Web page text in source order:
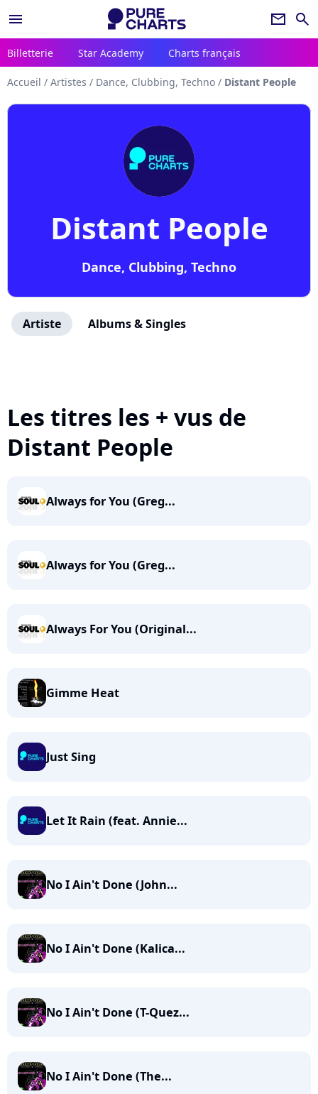
menu newsletter search
Billetterie Star Academy Charts français
Accueil / Artistes / Dance, Clubbing, Techno / Distant People
Distant People
Dance, Clubbing, Techno
Artiste Albums & Singles
Les titres les + vus de
Distant People
Always for You (Greg...
Always for You (Greg...
Always For You (Original...
Gimme Heat
Just Sing
Let It Rain (feat. Annie...
No I Ain't Done (John...
No I Ain't Done (Kalica...
No I Ain't Done (T-Quez...
No I Ain't Done (The...